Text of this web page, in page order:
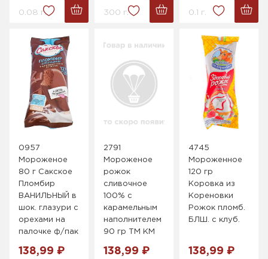
0.08 г. 300 г. 0.1 г.
0957
Мороженое
80 г Сакское
Пломбир
ВАНИЛЬНЫЙ в
шок. глазури с
орехами на
палочке ф/пак
138,99 ₽
2791
Мороженое
рожок
сливочное
100% с
карамельным
наполнителем
90 гр ТМ КМ
138,99 ₽
4745
Мороженное
120 гр
Коровка из
Кореновки
Рожок пломб.
БЛШ. с клуб.
138,99 ₽